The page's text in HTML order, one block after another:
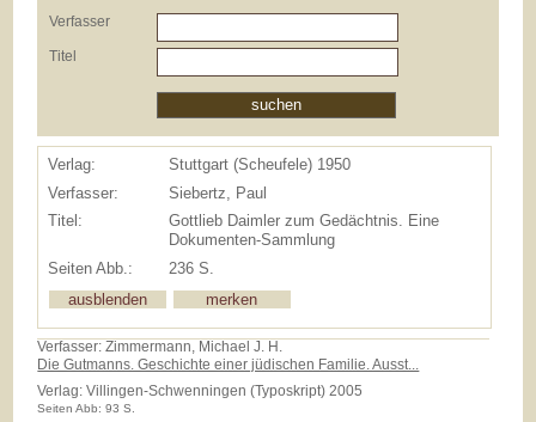
Verfasser
Titel
Verlag:
Stuttgart (Scheufele) 1950
Verfasser:
Siebertz, Paul
Titel:
Gottlieb Daimler zum Gedächtnis. Eine
Dokumenten-Sammlung
Seiten Abb.:
236 S.
Verfasser: Zimmermann, Michael J. H.
Die Gutmanns. Geschichte einer jüdischen Familie. Ausst...
Verlag:Villingen-Schwenningen (Typoskript) 2005
Seiten Abb: 93 S.